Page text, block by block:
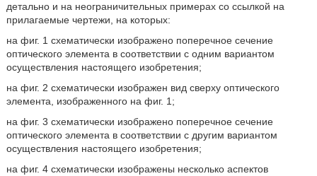
детально и на неограничительных примерах со ссылкой на
прилагаемые чертежи, на которых:
на фиг. 1 схематически изображено поперечное сечение
оптического элемента в соответствии с одним вариантом
осуществления настоящего изобретения;
на фиг. 2 схематически изображен вид сверху оптического
элемента, изображенного на фиг. 1;
на фиг. 3 схематически изображено поперечное сечение
оптического элемента в соответствии с другим вариантом
осуществления настоящего изобретения;
на фиг. 4 схематически изображены несколько аспектов